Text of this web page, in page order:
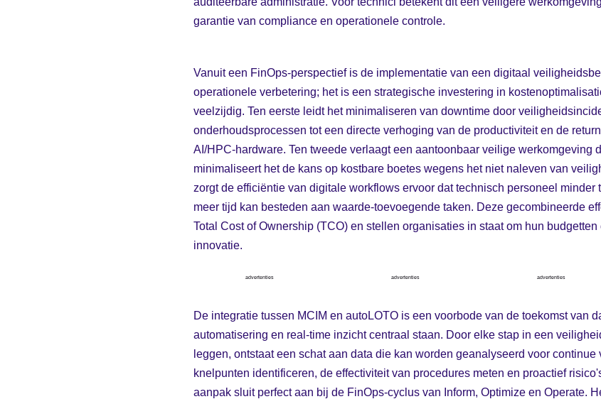
garantie van compliance en operationele controle.
Vanuit een FinOps-perspectief is de implementatie van een digitaal
operationele verbetering; het is een strategische investering in
veelzijdig. Ten eerste leidt het minimaliseren van downtime door
onderhoudsprocessen tot een directe verhoging van de productiviteit en de
AI/HPC-hardware. Ten tweede verlaagt een aantoonbaar veilige werkomgeving
minimaliseert het de kans op kostbare boetes wegens het niet naleven van
zorgt de efficiëntie van digitale workflows ervoor dat technisch personeel minder
meer tijd kan besteden aan waarde-toevoegende taken. Deze gecombineerde
Total Cost of Ownership (TCO) en stellen organisaties in staat om hun
innovatie.
advertenties advertenties advertenties
De integratie tussen MCIM en autoLOTO is een voorbode van de toekomst van
automatisering en real-time inzicht centraal staan. Door elke stap in een
leggen, ontstaat een schat aan data die kan worden geanalyseerd voor
knelpunten identificeren, de effectiviteit van procedures meten en proactief
aanpak sluit perfect aan bij de FinOps-cyclus van Inform, Optimize en Operate.